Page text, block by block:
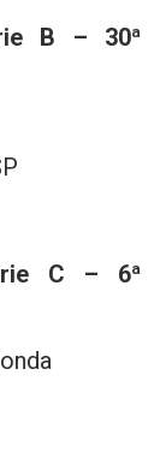
B – 30ª
C – 6ª